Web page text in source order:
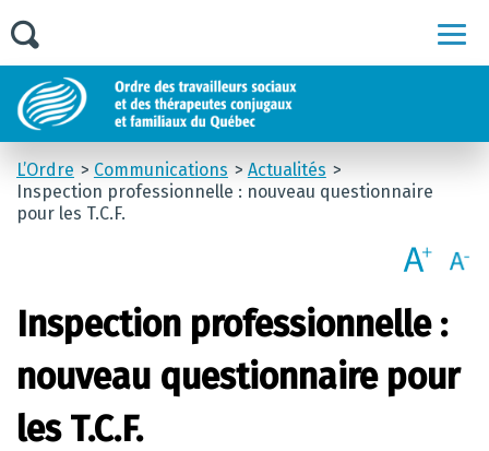
L’Ordre Communications
Actualités
Inspection professionnelle : nouveau questionnaire
pour les T.C.F.
Inspection professionnelle :
nouveau questionnaire pour
les T.C.F.